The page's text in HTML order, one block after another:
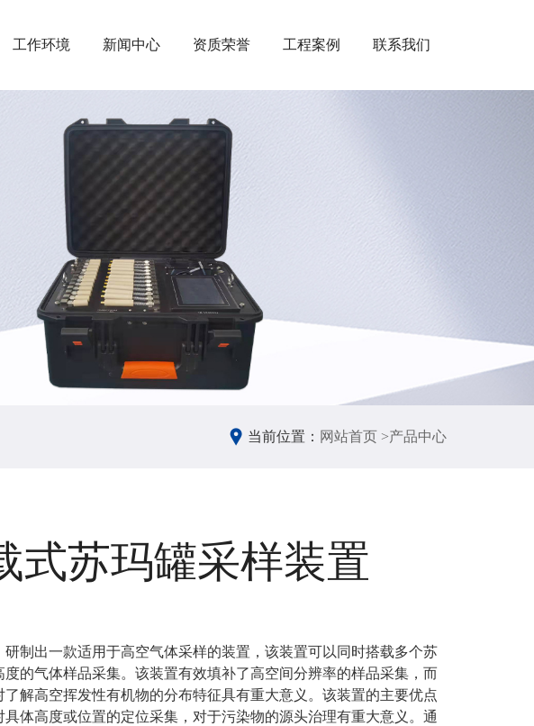
工作环境 新闻中心 资质荣誉 工程案例 联系我们
当前位置： 网站首页 >产品中心
式苏玛罐采样装置
制出一款适用于高空气体采样的装置，该装置可以同时搭载多个苏
的气体样品采集。该装置有效填补了高空间分辨率的样品采集，而
解高空挥发性有机物的分布特征具有重大意义。该装置的主要优点
体高度或位置的定位采集，对于污染物的源头治理有重大意义。通